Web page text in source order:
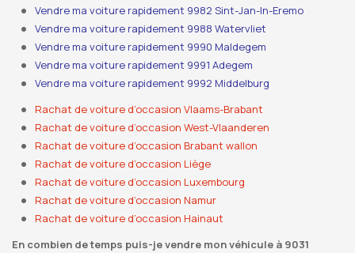
Vendre ma voiture rapidement 9982 Sint-Jan-In-Eremo
Vendre ma voiture rapidement 9988 Watervliet
Vendre ma voiture rapidement 9990 Maldegem
Vendre ma voiture rapidement 9991 Adegem
Vendre ma voiture rapidement 9992 Middelburg
Rachat de voiture d’occasion Vlaams-Brabant
Rachat de voiture d’occasion West-Vlaanderen
Rachat de voiture d’occasion Brabant wallon
Rachat de voiture d’occasion Liège
Rachat de voiture d’occasion Luxembourg
Rachat de voiture d’occasion Namur
Rachat de voiture d’occasion Hainaut
En combien de temps puis-je vendre mon véhicule à 9031